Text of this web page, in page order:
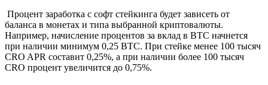
Процент заработка с софт стейкинга будет зависеть от
баланса в монетах и типа выбранной криптовалюты.
Например, начисление процентов за вклад в BTC начнется
при наличии минимум 0,25 BTC. При стейке менее 100 тысяч
CRO APR составит 0,25%, а при наличии более 100 тысяч
CRO процент увеличится до 0,75%.